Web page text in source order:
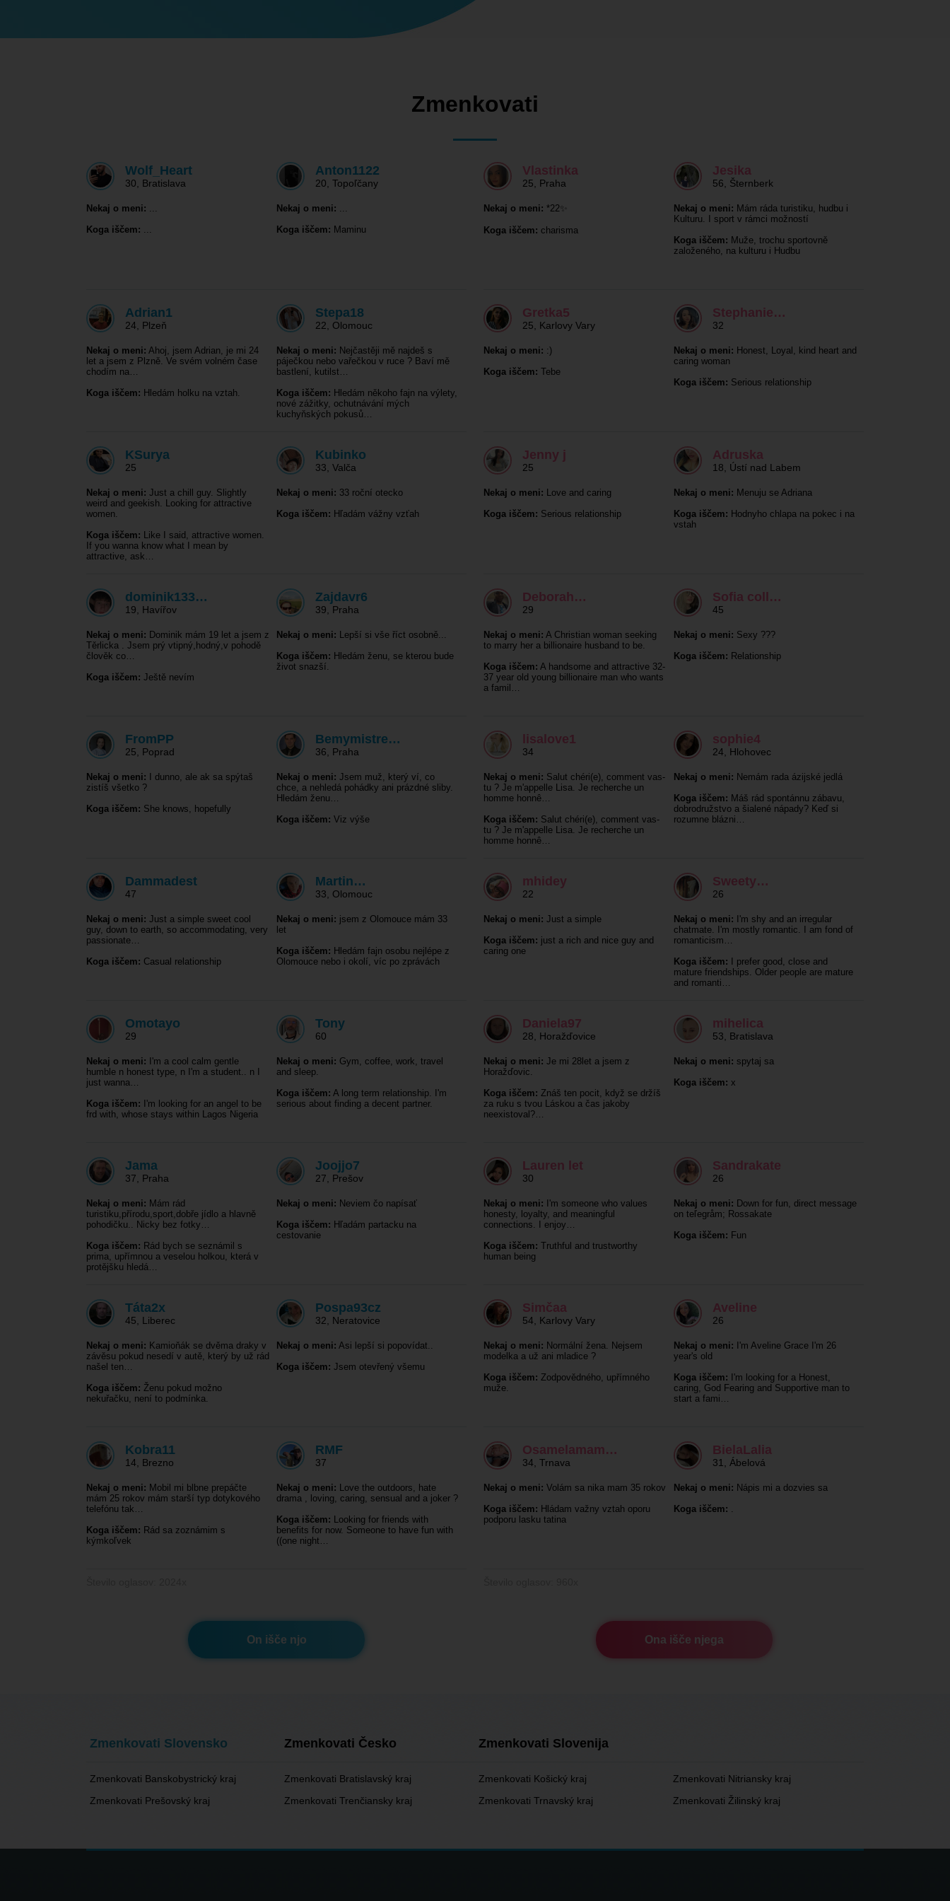
Zmenkovati
Wolf_Heart
30 Bratislava
Nekaj o meni: ...
Koga iščem: ...
Anton1122
20 Topoľčany
Nekaj o meni: ...
Koga iščem: Maminu
Adrian1
24 Plzeň
Nekaj o meni: Ahoj, jsem Adrian, je mi 24
let a jsem z Plzně. Ve svém volném čase
chodím na…
Koga iščem: Hledám holku na vztah.
Stepa18
22 Olomouc
Nekaj o meni: Nejčastěji mě najdeš s
páječkou nebo vařečkou v ruce ? Baví mě
bastlení, kutilst…
Koga iščem: Hledám někoho fajn na výlety,
nové zážitky, ochutnávání mých
kuchyňských pokusů…
KSurya
25
Nekaj o meni: Just a chill guy. Slightly
weird and geekish. Looking for attractive
women.
Koga iščem: Like I said, attractive women.
If you wanna know what I mean by
attractive, ask…
Kubinko
33 Valča
Nekaj o meni: 33 roční otecko
Koga iščem: Hľadám vážny vzťah
dominik133…
19 Havířov
Nekaj o meni: Dominik mám 19 let a jsem z
Těrlicka . Jsem prý vtipný,hodný,v pohodě
člověk co…
Koga iščem: Ještě nevím
Zajdavr6
39 Praha
Nekaj o meni: Lepší si vše říct osobně...
Koga iščem: Hledám ženu, se kterou bude
život snazší.
FromPP
25 Poprad
Nekaj o meni: I dunno, ale ak sa spýtaš
zistíš všetko ?
Koga iščem: She knows, hopefully
Bemymistre…
36 Praha
Nekaj o meni: Jsem muž, který ví, co
chce, a nehledá pohádky ani prázdné sliby.
Hledám ženu…
Koga iščem: Viz výše
Dammadest
47
Nekaj o meni: Just a simple sweet cool
guy, down to earth, so accommodating, very
passionate…
Koga iščem: Casual relationship
Martin…
33 Olomouc
Nekaj o meni: jsem z Olomouce mám 33
let
Koga iščem: Hledám fajn osobu nejlépe z
Olomouce nebo i okolí, víc po zprávách
Omotayo
29
Nekaj o meni: I'm a cool calm gentle
humble n honest type, n I'm a student.. n I
just wanna…
Koga iščem: I'm looking for an angel to be
frd with, whose stays within Lagos Nigeria
Tony
60
Nekaj o meni: Gym, coffee, work, travel
and sleep.
Koga iščem: A long term relationship. I'm
serious about finding a decent partner.
Jama
37 Praha
Nekaj o meni: Mám rád
turistiku,přírodu,sport,dobře jídlo a hlavně
pohodičku.. Nicky bez fotky…
Koga iščem: Rád bych se seznámil s
prima, upřímnou a veselou holkou, která v
protějšku hledá…
Joojjo7
27 Prešov
Nekaj o meni: Neviem čo napísať
Koga iščem: Hľadám partacku na
cestovanie
Táta2x
45 Liberec
Nekaj o meni: Kamioňák se dvěma draky v
závěsu pokud nesedí v autě, který by už rád
našel ten…
Koga iščem: Ženu pokud možno
nekuřačku, není to podmínka.
Pospa93cz
32 Neratovice
Nekaj o meni: Asi lepší si popovídat..
Koga iščem: Jsem otevřený všemu
Kobra11
14 Brezno
Nekaj o meni: Mobil mi blbne prepáčte
mám 25 rokov mám starší typ dotykového
telefónu tak…
Koga iščem: Rád sa zoznámim s
kýmkoľvek
RMF
37
Nekaj o meni: Love the outdoors, hate
drama , loving, caring, sensual and a joker ?
Koga iščem: Looking for friends with
benefits for now. Someone to have fun with
((one night…
On išče njo
Vlastinka
25 Praha
Nekaj o meni: *22✨
Koga iščem: charisma
Jesika
56 Šternberk
Nekaj o meni: Mám ráda turistiku, hudbu i
Kulturu. I sport v rámci možností
Koga iščem: Muže, trochu sportovně
založeného, na kulturu i Hudbu
Gretka5
25 Karlovy Vary
Nekaj o meni: :)
Koga iščem: Tebe
Stephanie…
32
Nekaj o meni: Honest, Loyal, kind heart and
caring woman
Koga iščem: Serious relationship
Jenny j
25
Nekaj o meni: Love and caring
Koga iščem: Serious relationship
Adruska
18 Ústí nad Labem
Nekaj o meni: Menuju se Adriana
Koga iščem: Hodnyho chlapa na pokec i na
vstah
Deborah…
29
Nekaj o meni: A Christian woman seeking
to marry her a billionaire husband to be.
Koga iščem: A handsome and attractive 32-
37 year old young billionaire man who wants
a famil…
Sofia coll…
45
Nekaj o meni: Sexy ???
Koga iščem: Relationship
lisalove1
34
Nekaj o meni: Salut chéri(e), comment vas-
tu ? Je m'appelle Lisa. Je recherche un
homme honnê…
Koga iščem: Salut chéri(e), comment vas-
tu ? Je m'appelle Lisa. Je recherche un
homme honnê…
sophie4
24 Hlohovec
Nekaj o meni: Nemám rada ázijské jedlá
Koga iščem: Máš rád spontánnu zábavu,
dobrodružstvo a šialené nápady? Keď si
rozumne blázni…
mhidey
22
Nekaj o meni: Just a simple
Koga iščem: just a rich and nice guy and
caring one
Sweety…
26
Nekaj o meni: I'm shy and an irregular
chatmate. I'm mostly romantic. I am fond of
romanticism…
Koga iščem: I prefer good, close and
mature friendships. Older people are mature
and romanti…
Daniela97
28 Horažďovice
Nekaj o meni: Je mi 28let a jsem z
Horažďovic.
Koga iščem: Znáš ten pocit, když se držíš
za ruku s tvou Láskou a čas jakoby
neexistoval?…
mihelica
53 Bratislava
Nekaj o meni: spytaj sa
Koga iščem: x
Lauren let
30
Nekaj o meni: I'm someone who values
honesty, loyalty, and meaningful
connections. I enjoy…
Koga iščem: Truthful and trustworthy
human being
Sandrakate
26
Nekaj o meni: Down for fun, direct message
on teľegråm; Rossakate
Koga iščem: Fun
Simčaa
54 Karlovy Vary
Nekaj o meni: Normální žena. Nejsem
modelka a už ani mladice ?
Koga iščem: Zodpovědného, upřímného
muže.
Aveline
26
Nekaj o meni: I'm Aveline Grace I'm 26
year's old
Koga iščem: I'm looking for a Honest,
caring, God Fearing and Supportive man to
start a fami…
Osamelamam…
34 Trnava
Nekaj o meni: Volám sa nika mam 35 rokov
Koga iščem: Hládam važny vztah oporu
podporu lasku tatina
BielaLalia
31 Ábelová
Nekaj o meni: Nápis mi a dozvies sa
Koga iščem: .
Ona išče njega
Zmenkovati Slovensko Zmenkovati Česko Zmenkovati Slovenija
Zmenkovati Banskobystrický kraj Zmenkovati Bratislavský kraj Zmenkovati Košický kraj
Zmenkovati Nitriansky kraj
Zmenkovati Prešovský kraj
Zmenkovati Trenčiansky kraj Zmenkovati Trnavský kraj Zmenkovati Žilinský kraj